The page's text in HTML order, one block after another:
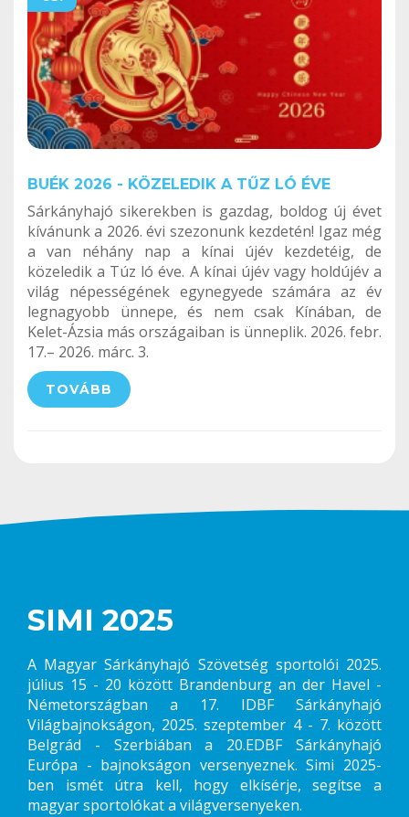
BUÉK 2026 - KÖZELEDIK A TŰZ LÓ ÉVE
Sárkányhajó sikerekben is gazdag, boldog új évet
kívánunk a 2026. évi szezonunk kezdetén! Igaz még
a van néhány nap a kínai újév kezdetéig, de
közeledik a Túz ló éve. A kínai újév vagy holdújév a
világ népességének egynegyede számára az év
legnagyobb ünnepe, és nem csak Kínában, de
Kelet-Ázsia más országaiban is ünneplik. 2026. febr.
17.– 2026. márc. 3.
TOVÁBB
SIMI 2025
A Magyar Sárkányhajó Szövetség sportolói 2025.
július 15 - 20 között Brandenburg an der Havel -
Németországban a 17. IDBF Sárkányhajó
Világbajnokságon, 2025. szeptember 4 - 7. között
Belgrád - Szerbiában a 20.EDBF Sárkányhajó
Európa - bajnokságon versenyeznek. Simi 2025-
ben ismét útra kell, hogy elkísérje, segítse a
magyar sportolókat a világversenyeken.